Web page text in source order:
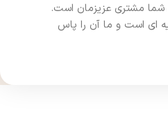
مشتری عزیزمان است.
ای است و ما آن را پاس